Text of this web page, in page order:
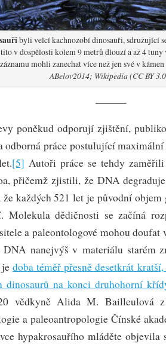
byli velcí kachnozobí dinosauři, sdružující
v dospělosti kolem 9 metrů dlouzí a až 4
mohli zanechat více než jen své v
ABelov2014; Wikipedia (CC BY
———
poněkud odporují zjištění,
odborná práce postulující
[5] Autoři práce se tehdy
přičemž zjistili, že DNA
každých 521 let je původní objem
Molekula dědičnosti se začíná
a paleontologové mohou
DNA nanejvýš v materiálu starém
doba téměř přesně desetkrát
dinosaurů na konci druhohorní
vědkyně Alida M. Bailleulová
a paleoantropologie Čínské
hypakrosauřího mláděte objevila